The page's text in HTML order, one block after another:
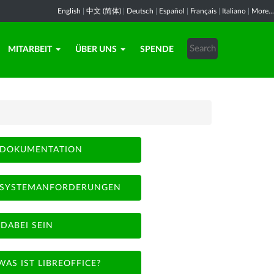
English 中文 (简体) Deutsch Español Français Italiano More...
MITARBEIT ÜBER UNS SPENDE
DOKUMENTATION
SYSTEMANFORDERUNGEN
DABEI SEIN
IST LIBREOFFICE?